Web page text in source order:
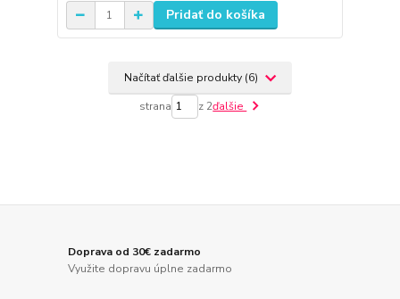
Pridať do košíka
Načítať ďalšie produkty (6)
strana z 2ďalšie
Doprava od 30€ zadarmo
Využite dopravu úplne zadarmo